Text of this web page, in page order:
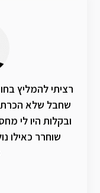
ושוב תודה
רציתי להמליץ
שחבל שלא
ובקלות היו לי
שוחרר כאילו